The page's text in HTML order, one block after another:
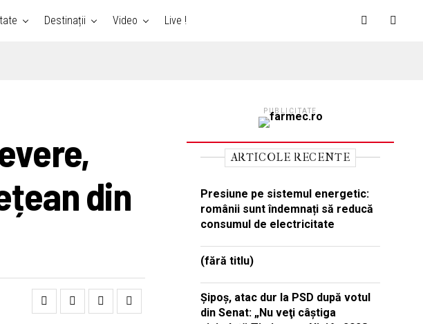
Destinații Video Live !
din
PUBLICITATE
ARTICOLE RECENTE
Presiune pe sistemul energetic:
românii sunt îndemnați să reducă
consumul de electricitate
(fără titlu)
Şipoş, atac dur la PSD după votul
din Senat: „Nu veţi câştiga